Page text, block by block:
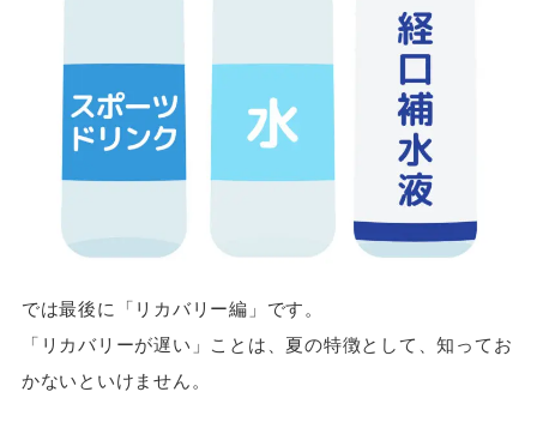
では最後に「リカバリー編」です。
「リカバリーが遅い」ことは、夏の特徴として、知ってお
かないといけません。